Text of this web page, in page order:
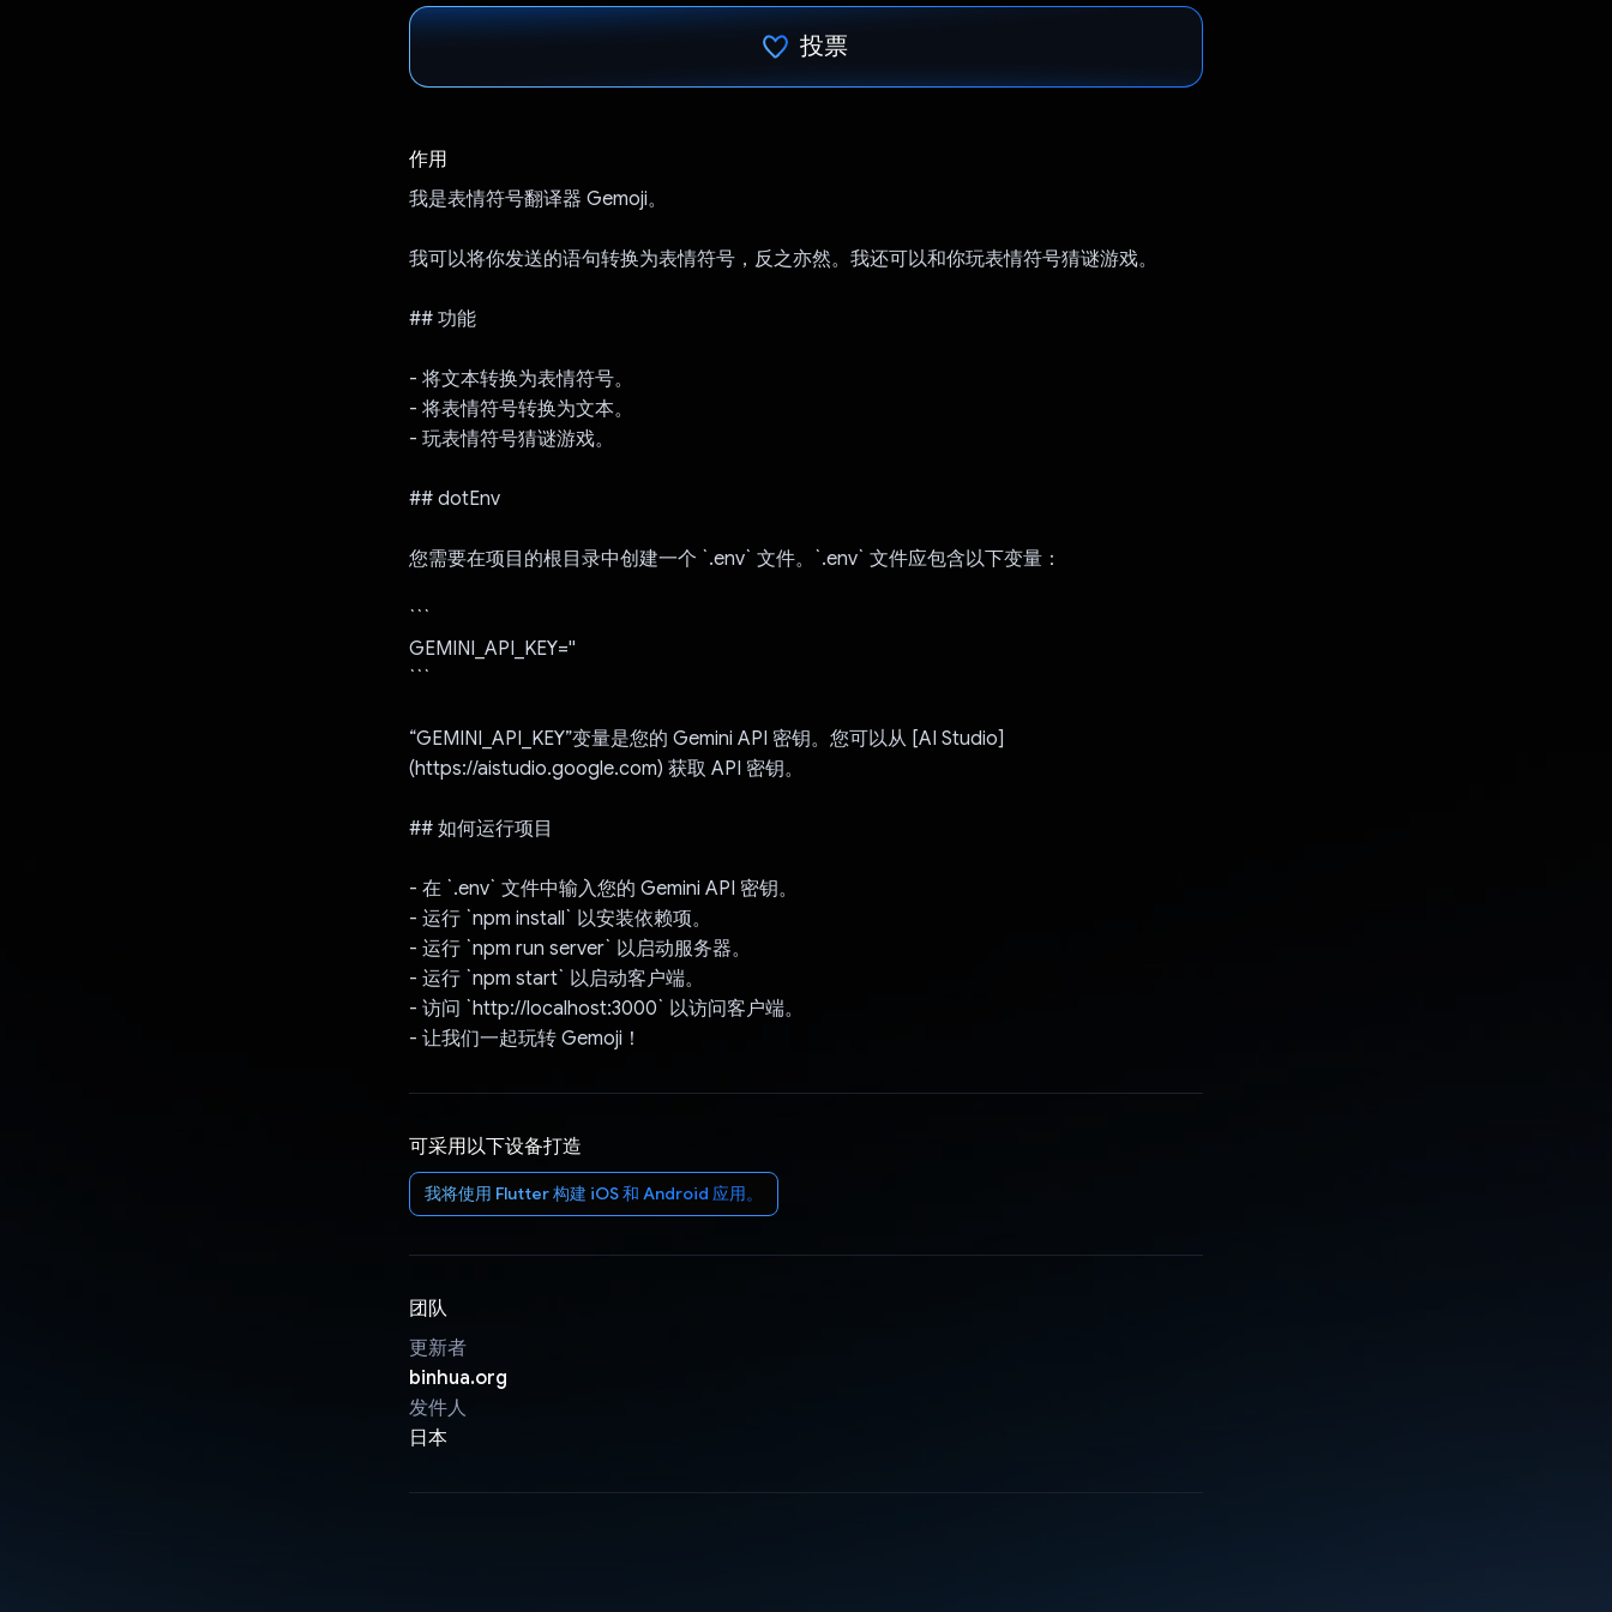
投票
作用
我是表情符号翻译器 Gemoji。
我可以将你发送的语句转换为表情符号，反之亦然。我还可以和你玩表情符号猜谜游戏。
## 功能
- 将文本转换为表情符号。
- 将表情符号转换为文本。
- 玩表情符号猜谜游戏。
## dotEnv
您需要在项目的根目录中创建一个 `.env` 文件。`.env` 文件应包含以下变量：
```
GEMINI_API_KEY=''
```
“GEMINI_API_KEY”变量是您的 Gemini API 密钥。您可以从 [AI Studio]
(https://aistudio.google.com) 获取 API 密钥。
## 如何运行项目
- 在 `.env` 文件中输入您的 Gemini API 密钥。
- 运行 `npm install` 以安装依赖项。
- 运行 `npm run server` 以启动服务器。
- 运行 `npm start` 以启动客户端。
- 访问 `http://localhost:3000` 以访问客户端。
- 让我们一起玩转 Gemoji！
可采用以下设备打造
我将使用 Flutter 构建 iOS 和 Android 应用。
团队
更新者
binhua.org
发件人
日本